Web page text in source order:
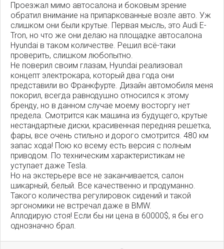
Проезжал мимо автосалона и боковым зрение
обратил внимание на припаркованные возле авто. Уж
слишком они были крутые. Первая мысль, это Audi E-
Tron, но что же они делаю на площадке автосалона
Hyundai в таком количестве. Решил всё-таки
проверить, слишком любопытно.
Не поверил своим глазам, Hyundai реализовал
концепт электрокара, который два года они
представили во Франкфурте. Дизайн автомобиля меня
покорил, всегда равнодушно относился к этому
бренду, но в данном случае моему восторгу нет
предела. Смотрится как машина из будущего, крутые
нестандартные диски, красивенная передняя решетка,
фары, все очень стильно и дорого смотрится. 480 км
запас хода! Пою ко всему есть версия с полным
приводом. По техническим характеристикам не
уступает даже Tesla.
Но на экстерьере все не заканчивается, салон
шикарный, белый. Все качественно и продуманно.
Такого количества регулировок сидений и такой
эргономики не встречал даже в BMW.
Аплодирую стоя! Если бы ни цена в 60000$, я бы его
однозначно брал.